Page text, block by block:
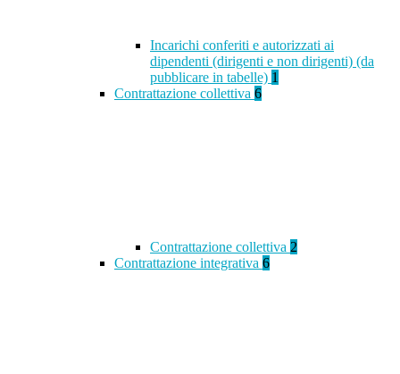
Incarichi conferiti e autorizzati ai
dipendenti (dirigenti e non dirigenti) (da
pubblicare in tabelle) 1
Contrattazione collettiva 6
Contrattazione collettiva 2
Contrattazione integrativa 6